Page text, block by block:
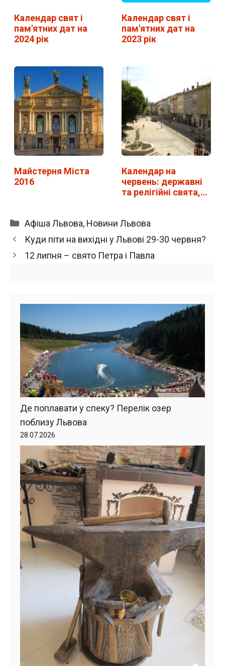
Календар свят і
пам'ятних дат на
2024 рік
Календар свят і
пам'ятних дат на
2023 рік
Майстерня Міста
2016
Календар на
червень: державні
та релігійні свята,…
Категорії
Афіша Львова, Новини Львова
Куди піти на вихідні у Львові 29-30 червня?
12 липня – свято Петра і Павла
Де поплавати у спеку? Перелік озер
поблизу Львова
28.07.2026